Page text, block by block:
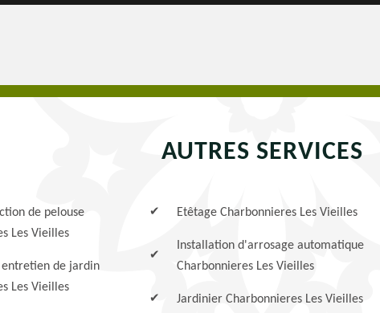
AUTRES SERVICES
de pelouse
Les Vieilles
de jardin
Les Vieilles
Etêtage Charbonnieres Les Vieilles
Installation d'arrosage automatique
Charbonnieres Les Vieilles
Jardinier Charbonnieres Les Vieilles